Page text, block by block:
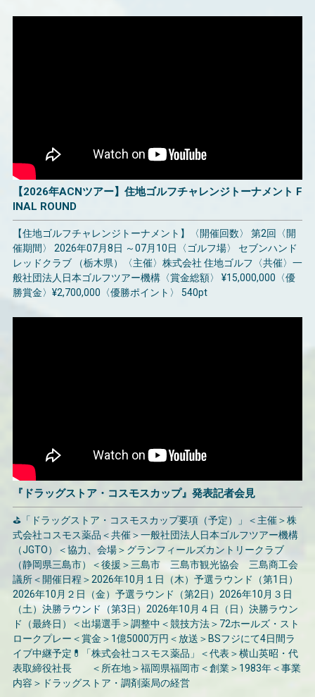
【2026年ACNツアー】住地ゴルフチャレンジトーナメント F
INAL ROUND
【住地ゴルフチャレンジトーナメント】〈開催回数〉 第2回〈開
催期間〉 2026年07月8日 ～07月10日〈ゴルフ場〉 セブンハンド
レッドクラブ （栃木県）〈主催〉株式会社 住地ゴルフ〈共催〉一
般社団法人日本ゴルフツアー機構〈賞金総額〉 ¥15,000,000〈優
勝賞金〉¥2,700,000〈優勝ポイント〉 540pt
『ドラッグストア・コスモスカップ』発表記者会見
⛳「ドラッグストア・コスモスカップ要項（予定）」＜主催＞株
式会社コスモス薬品＜共催＞一般社団法人日本ゴルフツアー機構
（JGTO）＜協力、会場＞グランフィールズカントリークラブ
（静岡県三島市）＜後援＞三島市 三島市観光協会 三島商工会
議所＜開催日程＞2026年10月１日（木）予選ラウンド（第1日）
2026年10月２日（金）予選ラウンド（第2日）2026年10月３日
（土）決勝ラウンド（第3日）2026年10月４日（日）決勝ラウン
ド（最終日）＜出場選手＞調整中＜競技方法＞72ホールズ・スト
ロークプレー＜賞金＞1億5000万円＜放送＞BSフジにて4日間ラ
イブ中継予定💊「株式会社コスモス薬品」＜代表＞横山英昭・代
表取締役社長 ＜所在地＞福岡県福岡市＜創業＞1983年＜事業
内容＞ドラッグストア・調剤薬局の経営